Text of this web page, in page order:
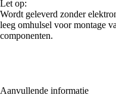
Let op:
Wordt geleverd zonder
leeg omhulsel voor montage
componenten.
Aanvullende informatie